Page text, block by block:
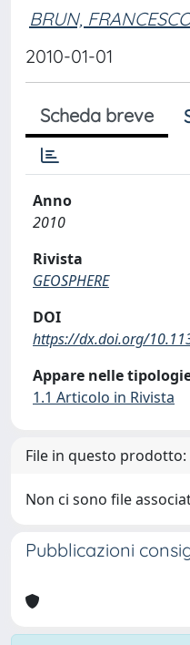
BRUN,
2010-01-01
Scheda breve
Anno
2010
Rivista
GEOSPHERE
DOI
https://dx.doi.org/
Appare nelle
1.1 Articolo in Rivista
File in questo prodotto:
Non ci sono file
Pubblicazioni